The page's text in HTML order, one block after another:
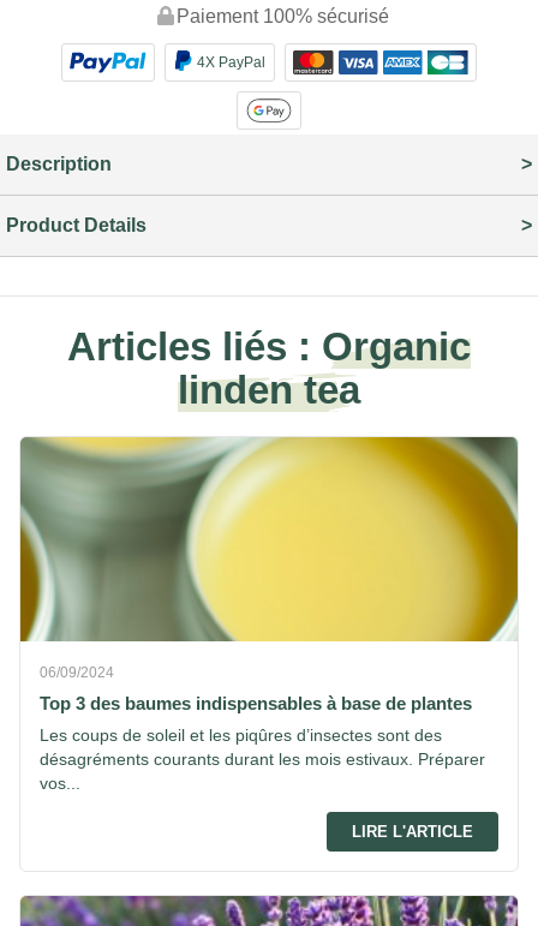
Paiement 100% sécurisé
4X PayPal
Description
Product Details
Articles liés : Organic
linden tea
06/09/2024
Top 3 des baumes indispensables à base de plantes
Les coups de soleil et les piqûres d’insectes sont des
désagréments courants durant les mois estivaux. Préparer
vos...
LIRE L'ARTICLE